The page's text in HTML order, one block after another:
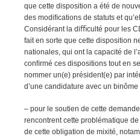
que cette disposition a été de
des modiﬁcations de statuts et
Considérant la diﬃculté pour les
fait en sorte que cette disposition
nationales, qui ont la capacité de
conﬁrmé ces dispositions tout en
nommer un(e) président(e) par
d’une candidature avec un binôme
– pour le soutien de cette
rencontrent cette problématique
de cette obligation de mixité,